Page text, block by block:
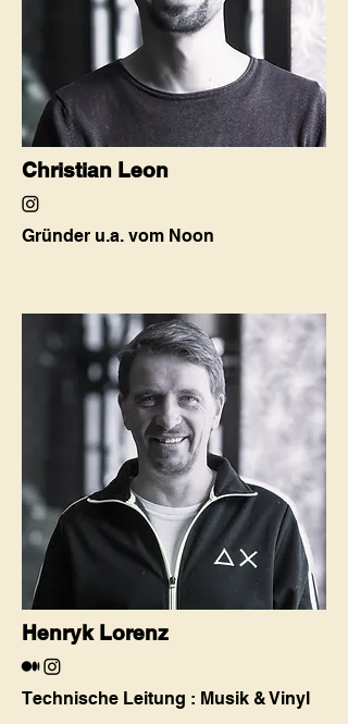
Christian Leon
Gründer u.a. vom Noon
Henryk Lorenz
Technische Leitung : Musik & Vinyl